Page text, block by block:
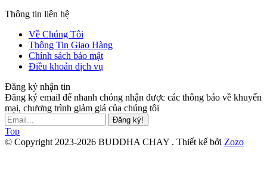
Thông tin liên hệ
Về Chúng Tôi
Thông Tin Giao Hàng
Chính sách bảo mật
Điều khoản dịch vụ
Đăng ký nhận tin
Đăng ký email để nhanh chóng nhận được các thông báo về khuyến
mại, chương trình giảm giá của chúng tôi
Đăng ký!
Top
© Copyright 2023-2026 BUDDHA CHAY . Thiết kế bởi Zozo